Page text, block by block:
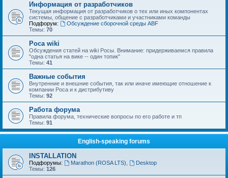
Информация от разработчиков
Текущая информация от разработчиков о тех или иных компонентах
системы, общение с разработчиками и участниками команды
Подфорум:
Обсуждение сборочной среды ABF
Темы: 70
Роса wiki
Обсуждения статей на wiki Росы. Внимание: придерживаемся правила
"одна статья на вике -- один топик"
Темы: 41
Важные события
Внутренние и внешние события, так или иначе имеющие отношение к
компании Роса и к дистрибутиву
Темы: 92
Работа форума
Правила форума, технические вопросы по его работе и тп
Темы: 91
English-speaking forums
INSTALLATION
Подфорумы: Marathon (ROSA LTS)
Desktop
Темы: 126